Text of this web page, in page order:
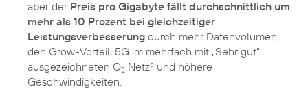
aber der Preis pro Gigabyte fällt durchschnittlich um
mehr als 10 Prozent bei gleichzeitiger
Leistungsverbesserung durch mehr Datenvolumen,
den Grow-Vorteil, 5G im mehrfach mit „Sehr gut“
ausgezeichneten O2 Netz2 und höhere
Geschwindigkeiten.